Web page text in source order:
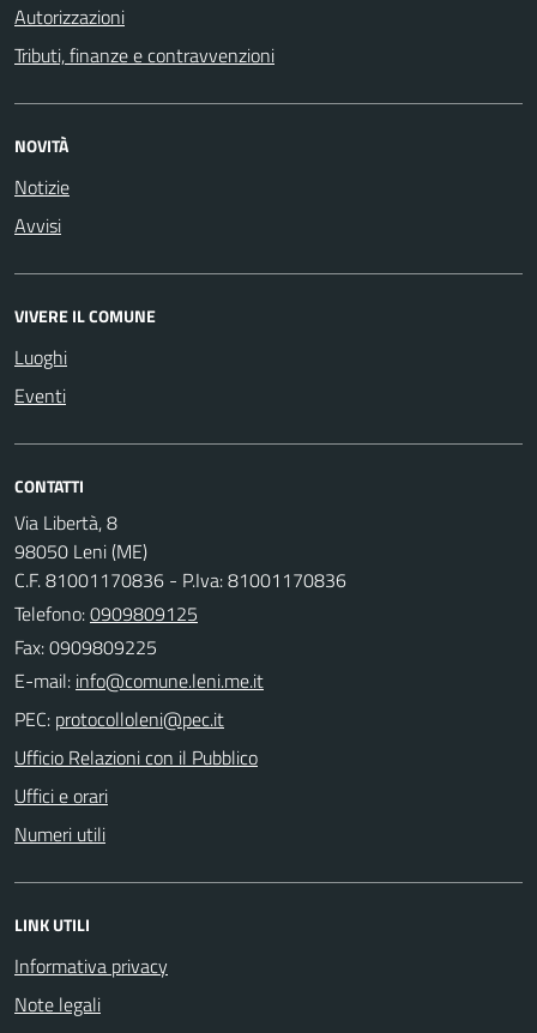
Autorizzazioni
Tributi, finanze e contravvenzioni
NOVITÀ
Notizie
Avvisi
VIVERE IL COMUNE
Luoghi
Eventi
CONTATTI
Via Libertà, 8
98050 Leni (ME)
C.F. 81001170836 - P.Iva: 81001170836
Telefono:0909809125
Fax: 0909809225
E-mail:
PEC:
Ufficio Relazioni con il Pubblico
Uffici e orari
Numeri utili
LINK UTILI
Informativa privacy
Note legali